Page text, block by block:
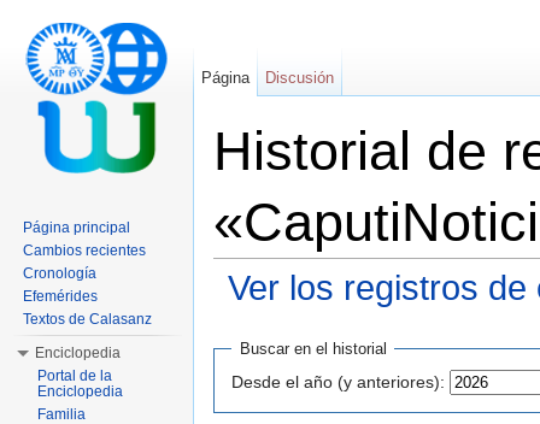
Historial de
Ver los registros de
Buscar en el historial
Desde el año (y anteriores):
Página Discusión
Página principal
Cambios recientes
Cronología
Efemérides
Textos de Calasanz
Enciclopedia
Portal de la
Enciclopedia
Familia